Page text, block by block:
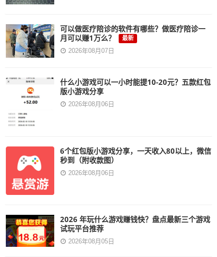
可以做医疗陪诊的软件有哪些？做医疗陪诊一
月可以赚1万么？
最新
2026年08月07日
什么小游戏可以一小时能提10-20元？五款红包
版小游戏分享
2026年08月06日
6个红包版小游戏分享，一天收入80以上，微信
秒到（附收款图）
2026年08月06日
2026 年玩什么游戏赚钱快？盘点最新三个游戏
试玩平台推荐
2026年08月05日